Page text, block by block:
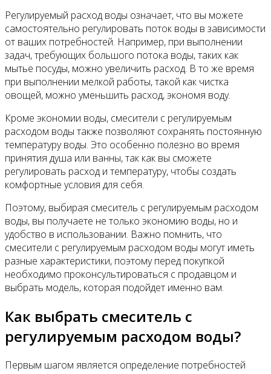
Регулируемый расход воды означает, что вы можете
самостоятельно регулировать поток воды в зависимости
от ваших потребностей. Например, при выполнении
задач, требующих большого потока воды, таких как
мытье посуды, можно увеличить расход. В то же время
при выполнении мелкой работы, такой как чистка
овощей, можно уменьшить расход, экономя воду.
Кроме экономии воды, смесители с регулируемым
расходом воды также позволяют сохранять постоянную
температуру воды. Это особенно полезно во время
принятия душа или ванны, так как вы сможете
регулировать расход и температуру, чтобы создать
комфортные условия для себя.
Поэтому, выбирая смеситель с регулируемым расходом
воды, вы получаете не только экономию воды, но и
удобство в использовании. Важно помнить, что
смесители с регулируемым расходом воды могут иметь
разные характеристики, поэтому перед покупкой
необходимо проконсультироваться с продавцом и
выбрать модель, которая подойдет именно вам.
Как выбрать смеситель с
регулируемым расходом воды?
Первым шагом является определение потребностей